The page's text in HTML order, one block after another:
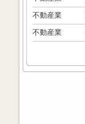
不動産業
不動産業